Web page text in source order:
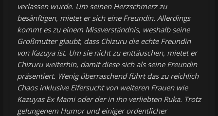
verlassen wurde. Um seinen Herzschmerz zu
besänftigen, mietet er sich eine Freundin. Allerdings
kommt es zu einem Missverständnis, weshalb seine
Großmutter glaubt, dass Chizuru die echte Freundin
von Kazuya ist. Um sie nicht zu enttäuschen, mietet er
Chizuru weiterhin, damit diese sich als seine Freundin
präsentiert. Wenig überraschend führt das zu reichlich
Chaos inklusive Eifersucht von weiteren Frauen wie
Kazuyas Ex Mami oder der in ihn verliebten Ruka. Trotz
gelungenem Humor und einiger ordentlicher